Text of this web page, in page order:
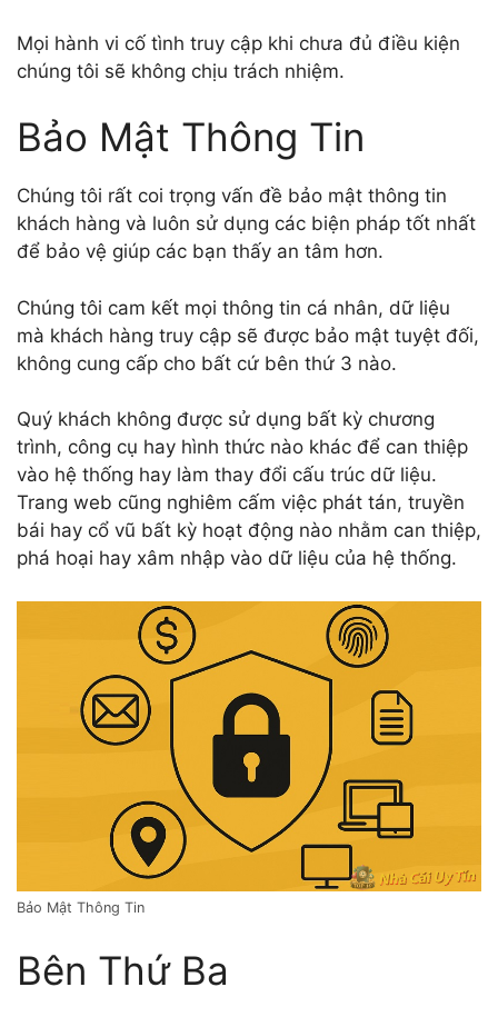
Mọi hành vi cố tình truy cập khi chưa đủ điều kiện
chúng tôi sẽ không chịu trách nhiệm.
Bảo Mật Thông Tin
Chúng tôi rất coi trọng vấn đề bảo mật thông tin
khách hàng và luôn sử dụng các biện pháp tốt nhất
để bảo vệ giúp các bạn thấy an tâm hơn.
Chúng tôi cam kết mọi thông tin cá nhân, dữ liệu
mà khách hàng truy cập sẽ được bảo mật tuyệt đối,
không cung cấp cho bất cứ bên thứ 3 nào.
Quý khách không được sử dụng bất kỳ chương
trình, công cụ hay hình thức nào khác để can thiệp
vào hệ thống hay làm thay đổi cấu trúc dữ liệu.
Trang web cũng nghiêm cấm việc phát tán, truyền
bái hay cổ vũ bất kỳ hoạt động nào nhằm can thiệp,
phá hoại hay xâm nhập vào dữ liệu của hệ thống.
Bảo Mật Thông Tin
Bên Thứ Ba